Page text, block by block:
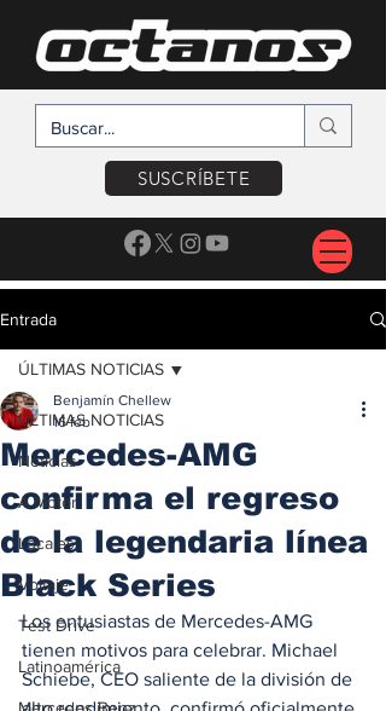
SUSCRÍBETE
Entrada
ÚLTIMAS NOTICIAS
Noticias
A Motor
Locales
Voltaje
Test Drive
Latinoamérica
ÚLTIMAS NOTICIAS
Mercedes-AMG
confirma el regreso
de la legendaria línea
Black Series
Benjamín Chellew
16 feb
Los entusiastas de Mercedes-AMG
tienen motivos para celebrar. Michael
Schiebe, CEO saliente de la división de